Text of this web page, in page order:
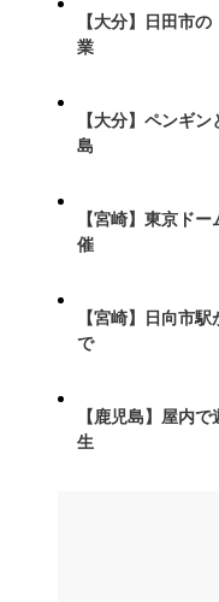
【大分】日田市
業
【大分】ペンギ
島
【宮崎】東京ド
催
【宮崎】日向市
で
【鹿児島】屋内
生